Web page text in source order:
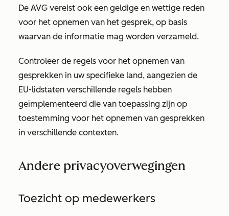
De AVG vereist ook een geldige en wettige reden
voor het opnemen van het gesprek, op basis
waarvan de informatie mag worden verzameld.
Controleer de regels voor het opnemen van
gesprekken in uw specifieke land, aangezien de
EU-lidstaten verschillende regels hebben
geïmplementeerd die van toepassing zijn op
toestemming voor het opnemen van gesprekken
in verschillende contexten.
Andere privacyoverwegingen
Toezicht op medewerkers